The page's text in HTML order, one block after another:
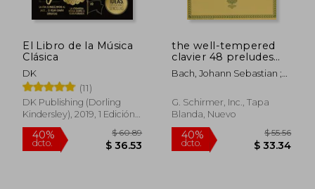
45% 45%
El Libro de la Música
Clásica
DK
(11)
DK Publishing (Dorling
Kindersley), 2019, 1 Edición,
Tapa Dura, Nuevo
the well-tempered
clavier 48 preludes
and fugues,complete
books i and ii - piano
Bach, Johann Sebastian ;
G. Schirmer, Inc., Tapa
Blanda, Nuevo